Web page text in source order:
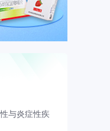
与炎症性疾